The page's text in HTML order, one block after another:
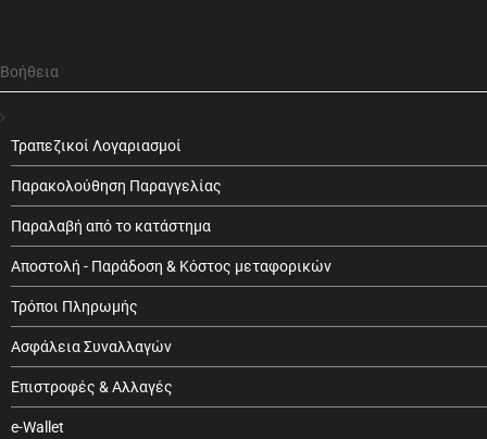
Βοήθεια
Τραπεζικοί Λογαριασμοί
Παρακολούθηση Παραγγελίας
Παραλαβή από το κατάστημα
Αποστολή - Παράδοση & Κόστος μεταφορικών
Τρόποι Πληρωμής
Ασφάλεια Συναλλαγών
Επιστροφές & Αλλαγές
e-Wallet